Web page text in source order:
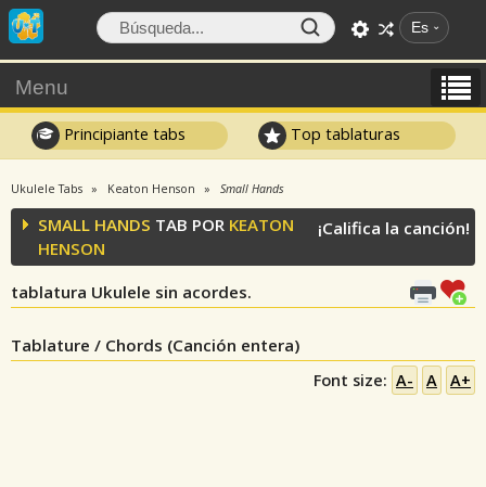
Es
Menu
Principiante tabs Top tablaturas
Ukulele Tabs Keaton Henson Small Hands
SMALL HANDS TAB POR KEATON
HENSON
tablatura Ukulele sin acordes.
¡Califica la canción!
Tablature / Chords (Canción entera)
Font size: A- A A+